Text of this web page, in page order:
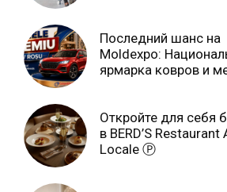
Последний шанс на
Moldexpo:
ярмарка ковров и
Откройте для себя
в BERD’S
Locale Ⓟ